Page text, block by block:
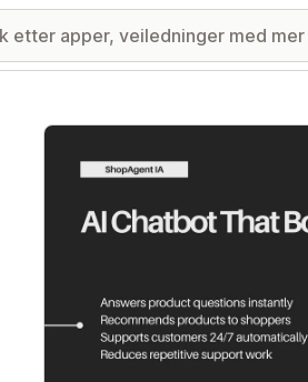
Galleri med fremhevede bilder